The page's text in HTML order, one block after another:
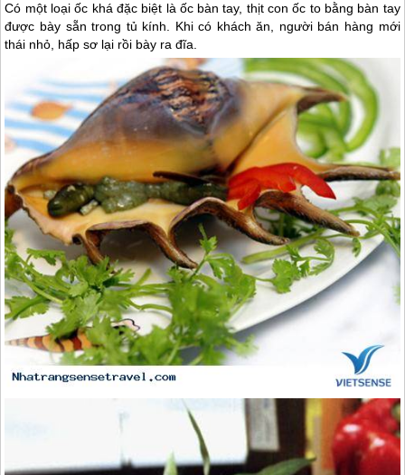
Có một loại ốc khá đặc biệt là ốc bàn tay, thịt con ốc to bằng bàn tay
được bày sẵn trong tủ kính. Khi có khách ăn, người bán hàng mới
thái nhỏ, hấp sơ lại rồi bày ra đĩa.